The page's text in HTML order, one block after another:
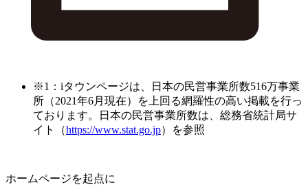
※1：iタウンページは、日本の民営事業所数516万事業
所（2021年6月現在）を上回る網羅性の高い掲載を行っ
ております。日本の民営事業所数は、総務省統計局サ
イト（https://www.stat.go.jp）を参照
ホームページを起点に